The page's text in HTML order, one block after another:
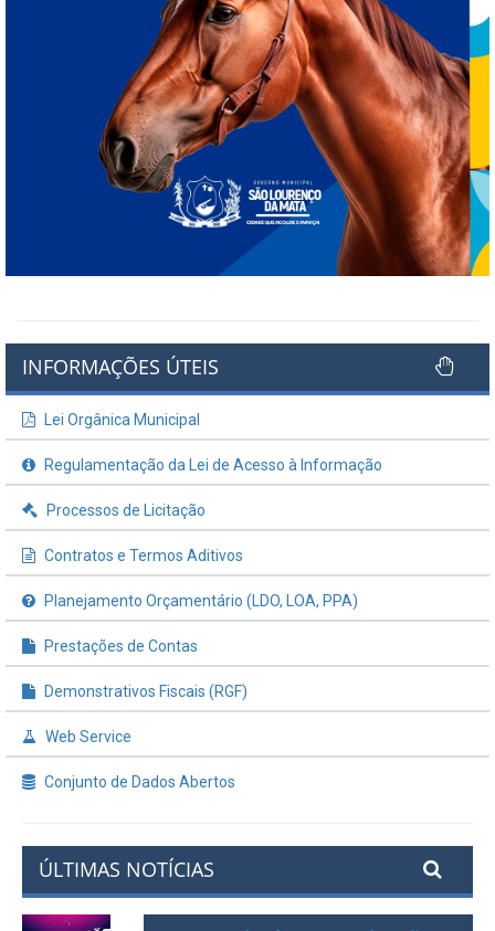
INFORMAÇÕES ÚTEIS
Lei Orgânica Municipal
Regulamentação da Lei de Acesso à Informação
Processos de Licitação
Contratos e Termos Aditivos
Planejamento Orçamentário (LDO, LOA, PPA)
Prestações de Contas
Demonstrativos Fiscais (RGF)
Web Service
ÚLTIMAS NOTÍCIAS